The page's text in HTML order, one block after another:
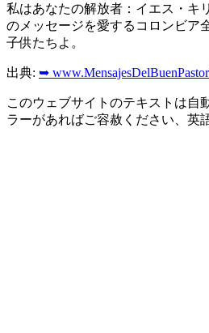
私はあなたの解放者：イエス・キ
のメッセージを愛するコロンビア
子供たちよ。
出典: ➥
このウェブサイトのテキストは自
ラーがあればご容赦ください、英